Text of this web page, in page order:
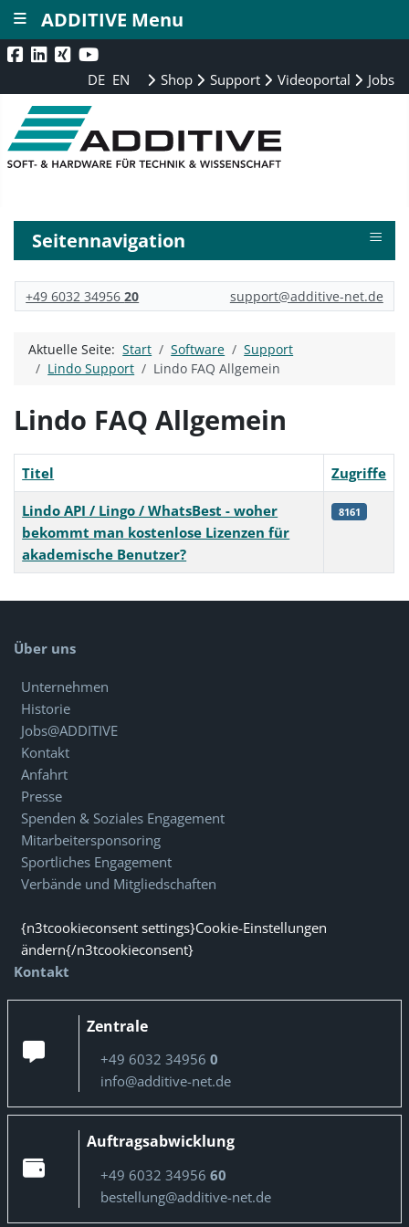
DE EN Shop Support Videoportal Jobs
Seitennavigation ≡
+49 6032 3495620 support@additive-net.de
Aktuelle Seite:Start Software
Support
Lindo Support
Lindo FAQ Allgemein
Lindo FAQ Allgemein
Titel Zugriffe
Lindo API / Lingo / WhatsBest - woher
bekommt man kostenlose Lizenzen für
akademische Benutzer?
8161
Über uns
Unternehmen
Historie
Jobs@ADDITIVE
Kontakt
Anfahrt
Presse
Spenden & Soziales Engagement
Mitarbeitersponsoring
Sportliches Engagement
Verbände und Mitgliedschaften
{n3tcookieconsent settings}Cookie-Einstellungen
ändern{/n3tcookieconsent}
Kontakt
Zentrale
+49 6032 34956 0
info@additive-net.de
Auftragsabwicklung
+49 6032 34956 60
bestellung@additive-net.de
ADDITIVE Menu
≡